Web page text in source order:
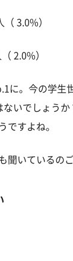
3.0%）
）
に。今の学生
いでしょう
ですよね。
聞いているの